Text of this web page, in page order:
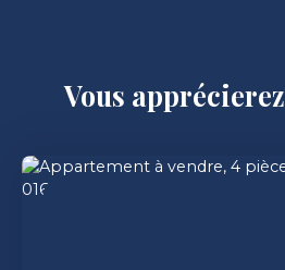
Vous apprécierez